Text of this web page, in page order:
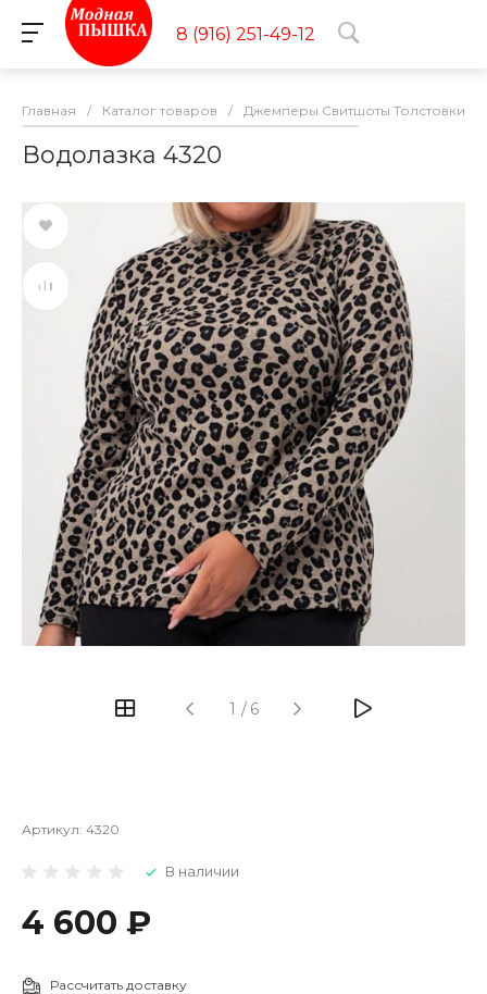
8 (916) 251-49-12
Главная / Каталог товаров / Джемперы Свитшоты Толстовки
Водолазка 4320
1 / 6
Артикул: 4320
В наличии
4 600 ₽
Рассчитать доставку